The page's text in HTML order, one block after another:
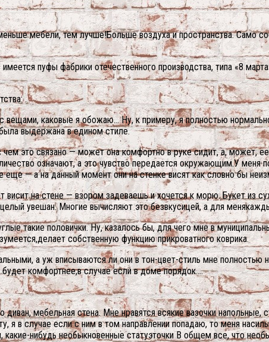
мебели, тем лучше!Больше воздуха и пространства. Само
пуфы фабрики отечественного производства, типа «8
каковые я обожаю… Ну, к примеру, я полностью
выдержана в едином стиле.
это связано — может она комфортно в руке сидит, а, может,
означают, а это чувство передается окружающим.У
еще — а на данный момент они на стенке висят как словно бы
висит на стене — взором задеваешь и хочется к морю. Букет из
увешан. Многие вычисляют это безвкусицей, а для
такие половички. Ну, казалось бы, для чего мне в
собственную функцию прикроватного коврика.
а уж вписываются ли они в тон-цвет-стиль мне полностью
комфортнее,в случае если в доме порядок….
мебельная стена. Мне нравятся всякие вазочки
я в случае если с ним в том направлении попадаю, то меня
нибудь необыкновенные статуэточки В общем все, что